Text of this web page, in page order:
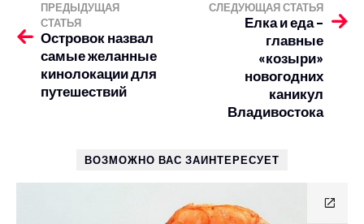
ПРЕДЫДУЩАЯ
СТАТЬЯ
Островок назвал
самые желанные
кинолокации для
путешествий
СЛЕДУЮЩАЯ СТАТЬЯ
Елка и еда –
главные
«козыри»
новогодних
каникул
Владивостока
ВОЗМОЖНО ВАС ЗАИНТЕРЕСУЕТ